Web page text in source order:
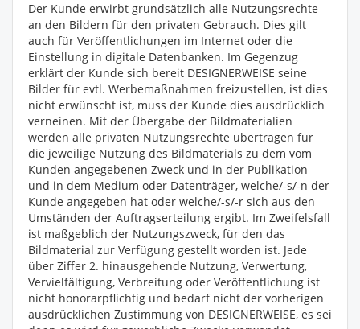
Der Kunde erwirbt grundsätzlich alle Nutzungsrechte
an den Bildern für den privaten Gebrauch. Dies gilt
auch für Veröffentlichungen im Internet oder die
Einstellung in digitale Datenbanken. Im Gegenzug
erklärt der Kunde sich bereit DESIGNERWEISE seine
Bilder für evtl. Werbemaßnahmen freizustellen, ist dies
nicht erwünscht ist, muss der Kunde dies ausdrücklich
verneinen. Mit der Übergabe der Bildmaterialien
werden alle privaten Nutzungsrechte übertragen für
die jeweilige Nutzung des Bildmaterials zu dem vom
Kunden angegebenen Zweck und in der Publikation
und in dem Medium oder Datenträger, welche/-s/-n der
Kunde angegeben hat oder welche/-s/-r sich aus den
Umständen der Auftragserteilung ergibt. Im Zweifelsfall
ist maßgeblich der Nutzungszweck, für den das
Bildmaterial zur Verfügung gestellt worden ist. Jede
über Ziffer 2. hinausgehende Nutzung, Verwertung,
Vervielfältigung, Verbreitung oder Veröffentlichung ist
nicht honorarpflichtig und bedarf nicht der vorherigen
ausdrücklichen Zustimmung von DESIGNERWEISE, es sei